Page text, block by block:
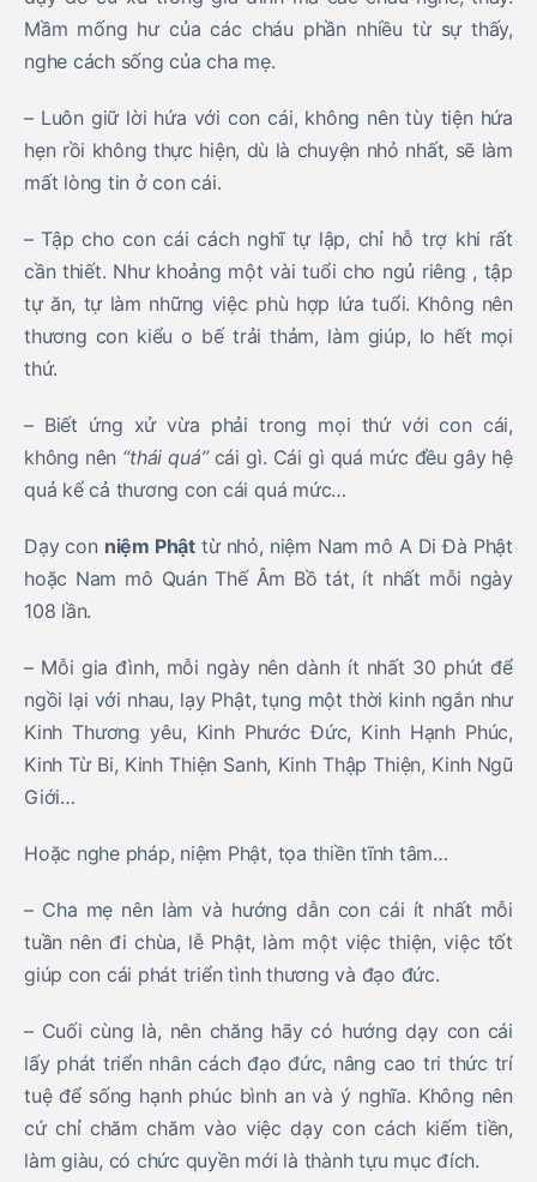
Mầm mống hư của các cháu phần nhiều từ sự thấy,
nghe cách sống của cha mẹ.
– Luôn giữ lời hứa với con cái, không nên tùy tiện hứa
hẹn rồi không thực hiện, dù là chuyện nhỏ nhất, sẽ làm
mất lòng tin ở con cái.
– Tập cho con cái cách nghĩ tự lập, chỉ hỗ trợ khi rất
cần thiết. Như khoảng một vài tuổi cho ngủ riêng , tập
tự ăn, tự làm những việc phù hợp lứa tuổi. Không nên
thương con kiểu o bế trải thảm, làm giúp, lo hết mọi
thứ.
– Biết ứng xử vừa phải trong mọi thứ với con cái,
không nên “thái quá” cái gì. Cái gì quá mức đều gây hệ
quả kể cả thương con cái quá mức…
Dạy con niệm Phậttừ nhỏ, niệm Nam mô A Di Đà Phật
hoặc Nam mô Quán Thế Âm Bồ tát, ít nhất mỗi ngày
108 lần.
– Mỗi gia đình, mỗi ngày nên dành ít nhất 30 phút để
ngồi lại với nhau, lạy Phật, tụng một thời kinh ngắn như
Kinh Thương yêu, Kinh Phước Đức, Kinh Hạnh Phúc,
Kinh Từ Bi, Kinh Thiện Sanh, Kinh Thập Thiện, Kinh Ngũ
Giới…
Hoặc nghe pháp, niệm Phật, tọa thiền tĩnh tâm…
– Cha mẹ nên làm và hướng dẫn con cái ít nhất mỗi
tuần nên đi chùa, lễ Phật, làm một việc thiện, việc tốt
giúp con cái phát triển tình thương và đạo đức.
– Cuối cùng là, nên chăng hãy có hướng dạy con cái
lấy phát triển nhân cách đạo đức, nâng cao tri thức trí
tuệ để sống hạnh phúc bình an và ý nghĩa. Không nên
cứ chỉ chăm chăm vào việc dạy con cách kiếm tiền,
làm giàu, có chức quyền mới là thành tựu mục đích.